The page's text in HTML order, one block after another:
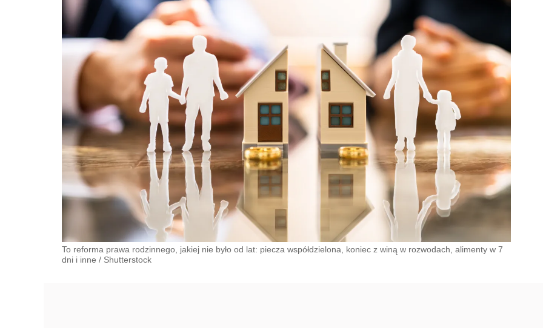
To reforma prawa rodzinnego, jakiej nie było od lat: piecza współdzielona, koniec z winą w rozwodach, alimenty w 7
dni i inne / Shutterstock